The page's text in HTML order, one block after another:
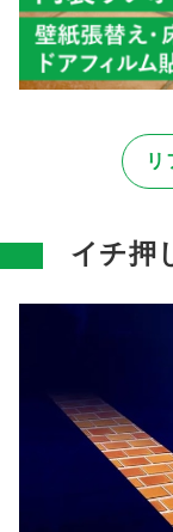
リ
イチ押